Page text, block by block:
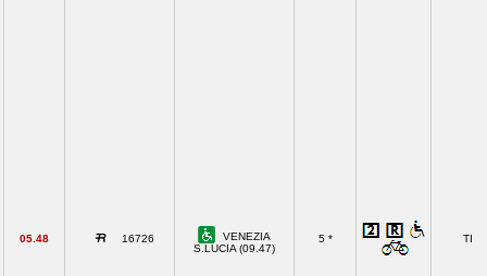
05.48 16726
VENEZIA
S.LUCIA (09.47)
5 * TI